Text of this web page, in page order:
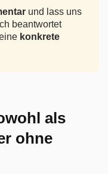
und lass uns
beantwortet
konkrete
als
ohne